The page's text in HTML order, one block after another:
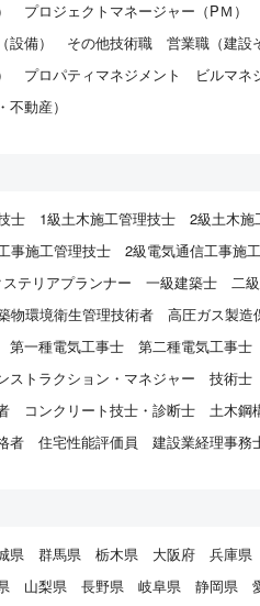
プロジェクトマネージャー（PＭ）
設備） その他技術職 営業職（建設
プロパティマネジメント ビルマネ
動産）
士 1級土木施工管理技士 2級土木施
事施工管理技士 2級電気通信工事施
ステリアプランナー 一級建築士 二
物環境衛生管理技術者 高圧ガス製造
第一種電気工事士 第二種電気工事士
ストラクション・マネジャー 技術士
コンクリート技士・診断士 土木鋼
者 住宅性能評価員 建設業経理事務
県 群馬県 栃木県 大阪府 兵庫県
山梨県 長野県 岐阜県 静岡県